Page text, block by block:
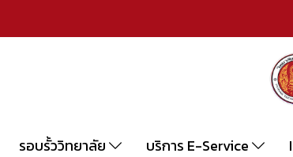
รอบรั้ววิทยาลัย บริการ E-Service